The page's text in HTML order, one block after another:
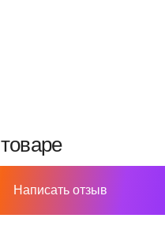
Написать отзыв